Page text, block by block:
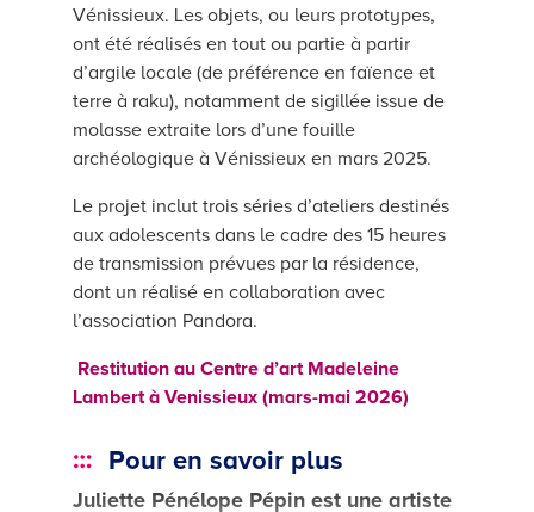
Vénissieux. Les objets, ou leurs prototypes,
ont été réalisés en tout ou partie à partir
d’argile locale (de préférence en faïence et
terre à raku), notamment de sigillée issue de
molasse extraite lors d’une fouille
archéologique à Vénissieux en mars 2025.
Le projet inclut trois séries d’ateliers destinés
aux adolescents dans le cadre des 15 heures
de transmission prévues par la résidence,
dont un réalisé en collaboration avec
l’association Pandora.
Restitution au Centre d’art Madeleine
Lambert à Venissieux (mars-mai 2026)
Pour en savoir plus
Juliette Pénélope Pépinest une artiste